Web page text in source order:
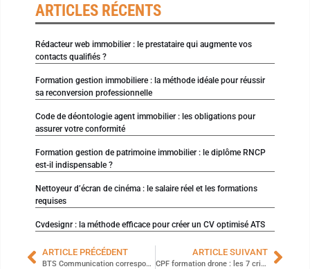
ARTICLES RÉCENTS
Rédacteur web immobilier : le prestataire qui augmente vos
contacts qualifiés ?
Formation gestion immobiliere : la méthode idéale pour réussir
sa reconversion professionnelle
Code de déontologie agent immobilier : les obligations pour
assurer votre conformité
Formation gestion de patrimoine immobilier : le diplôme RNCP
est-il indispensable ?
Nettoyeur d’écran de cinéma : le salaire réel et les formations
requises
Cvdesignr : la méthode efficace pour créer un CV optimisé ATS
ARTICLE PRÉCÉDENT
BTS Communication correspondance : les 7 raisons de choisir la formation à distance
ARTICLE SUIVANT
CPF formation drone : les 7 critères pour bien choisir son organisme